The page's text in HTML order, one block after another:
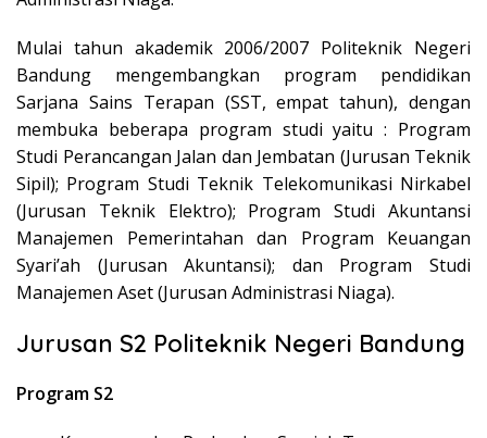
Mulai tahun akademik 2006/2007 Politeknik Negeri
Bandung mengembangkan program pendidikan
Sarjana Sains Terapan (SST, empat tahun), dengan
membuka beberapa program studi yaitu : Program
Studi Perancangan Jalan dan Jembatan (Jurusan Teknik
Sipil); Program Studi Teknik Telekomunikasi Nirkabel
(Jurusan Teknik Elektro); Program Studi Akuntansi
Manajemen Pemerintahan dan Program Keuangan
Syari’ah (Jurusan Akuntansi); dan Program Studi
Manajemen Aset (Jurusan Administrasi Niaga).
Jurusan S2 Politeknik Negeri Bandung
Program S2